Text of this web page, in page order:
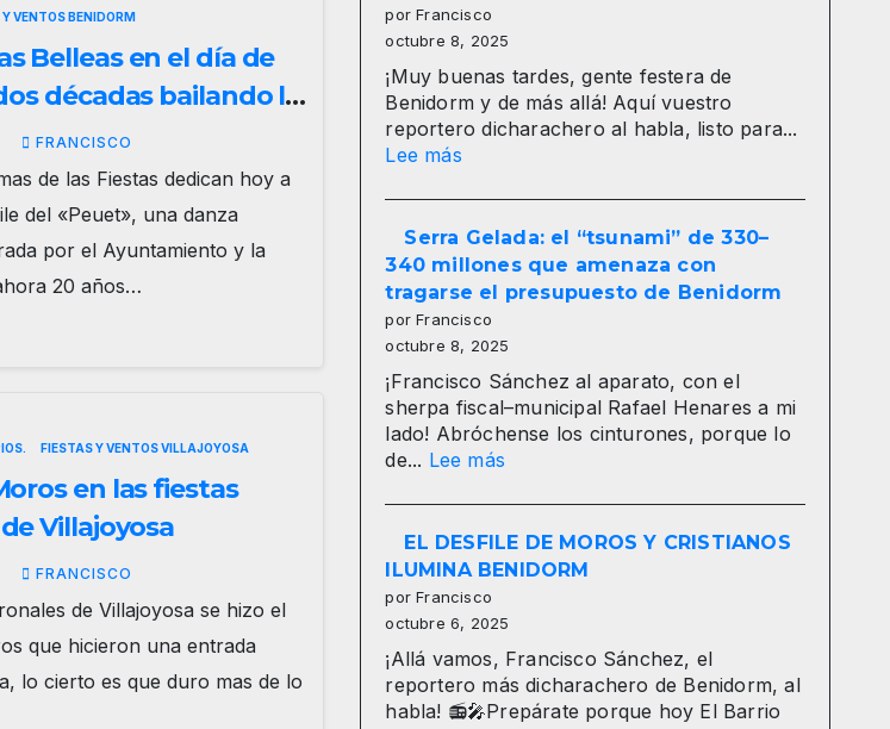
VENTOS BENIDORM
de
décadas bailando la
FRANCISCO
de las Fiestas dedican hoy a
del «Peuet», una danza
por el Ayuntamiento y la
20 años…
FIESTAS Y VENTOS VILLAJOYOSA
en las fiestas
Villajoyosa
FRANCISCO
de Villajoyosa se hizo el
que hicieron una entrada
lo cierto es que duro mas de lo
por Francisco
octubre 8, 2025
¡Muy buenas tardes, gente festera de
Benidorm y de más allá! Aquí vuestro
reportero dicharachero al habla, listo para...
Lee más:
“Benidorm
vibra
en
mil
colores:
la
Entrada
de
Moros
y
la
Plaza
del
Ayuntamiento”
Serra Gelada: el “tsunami” de 330–
340 millones que amenaza con
tragarse el presupuesto de Benidorm
por Francisco
octubre 8, 2025
¡Francisco Sánchez al aparato, con el
sherpa fiscal–municipal Rafael Henares a mi
lado! Abróchense los cinturones, porque lo
de... Lee más:
Gelada:
el
“tsunami”
330–
millones
que
amenaza
EL DESFILE DE MOROS Y CRISTIANOS
ILUMINA BENIDORM
por Francisco
octubre 6, 2025
¡Allá vamos, Francisco Sánchez, el
reportero más dicharachero de Benidorm, al
habla! 📻🎤Prepárate porque hoy El Barrio